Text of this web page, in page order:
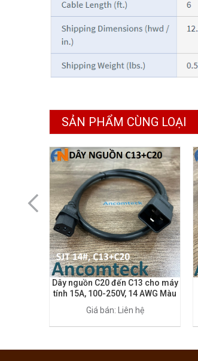
SẢN PHẨM CÙNG LOẠI
Dây nguồn C20 đến C13 cho máy
tính 15A, 100-250V, 14 AWG Màu
Giá bán: Liên hệ